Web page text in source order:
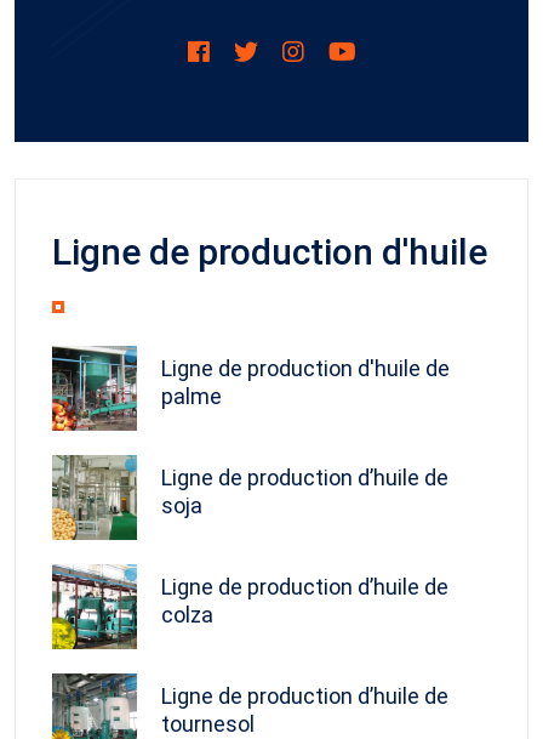
Ligne de production d'huile
Ligne de production d'huile de
palme
Ligne de production d’huile de
soja
Ligne de production d’huile de
colza
Ligne de production d’huile de
tournesol